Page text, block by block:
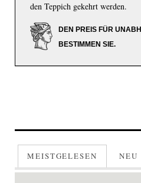
den Teppich gekehrt werden.
DEN PREIS FÜR
BESTIMMEN SIE.
MEISTGELESEN NEU